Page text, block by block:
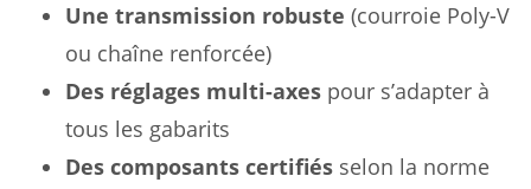
Une transmission robuste (courroie Poly-V
ou chaîne renforcée)
Des réglages multi-axes pour s’adapter à
tous les gabarits
Des composants certifiés selon la norme